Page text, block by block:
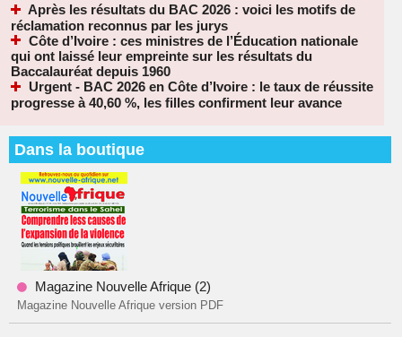
Après les résultats du BAC 2026 : voici les motifs de
réclamation reconnus par les jurys
Côte d’Ivoire : ces ministres de l’Éducation nationale
qui ont laissé leur empreinte sur les résultats du
Baccalauréat depuis 1960
Urgent - BAC 2026 en Côte d’Ivoire : le taux de réussite
progresse à 40,60 %, les filles confirment leur avance
Dans la boutique
Magazine Nouvelle Afrique (2)
Magazine Nouvelle Afrique version PDF